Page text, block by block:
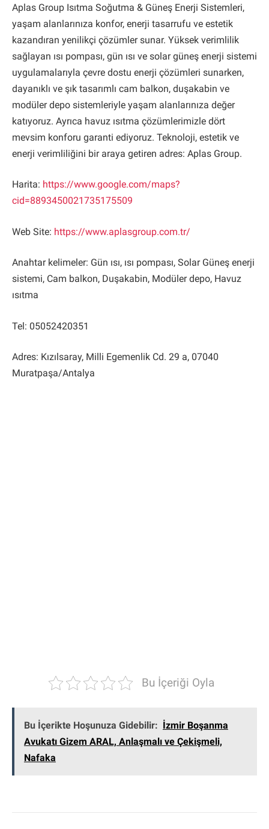
Aplas Group Isıtma Soğutma & Güneş Enerji Sistemleri,
yaşam alanlarınıza konfor, enerji tasarrufu ve estetik
kazandıran yenilikçi çözümler sunar. Yüksek verimlilik
sağlayan ısı pompası, gün ısı ve solar güneş enerji sistemi
uygulamalarıyla çevre dostu enerji çözümleri sunarken,
dayanıklı ve şık tasarımlı cam balkon, duşakabin ve
modüler depo sistemleriyle yaşam alanlarınıza değer
katıyoruz. Ayrıca havuz ısıtma çözümlerimizle dört
mevsim konforu garanti ediyoruz. Teknoloji, estetik ve
enerji verimliliğini bir araya getiren adres: Aplas Group.
Harita: https://www.google.com/maps?
cid=8893450021735175509
Web Site: https://www.aplasgroup.com.tr/
Anahtar kelimeler: Gün ısı, ısı pompası, Solar Güneş enerji
sistemi, Cam balkon, Duşakabin, Modüler depo, Havuz
ısıtma
Tel: 05052420351
Adres: Kızılsaray, Milli Egemenlik Cd. 29 a, 07040
Muratpaşa/Antalya
Bu İçeriği Oyla
Bu İçerikte Hoşunuza Gidebilir: İzmir Boşanma
Avukatı Gizem ARAL, Anlaşmalı ve Çekişmeli,
Nafaka